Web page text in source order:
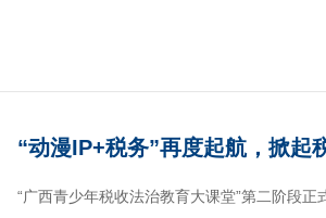
“动漫IP+税务”再度起航，掀起
“广西青少年税收法治教育大课堂”第二阶段正